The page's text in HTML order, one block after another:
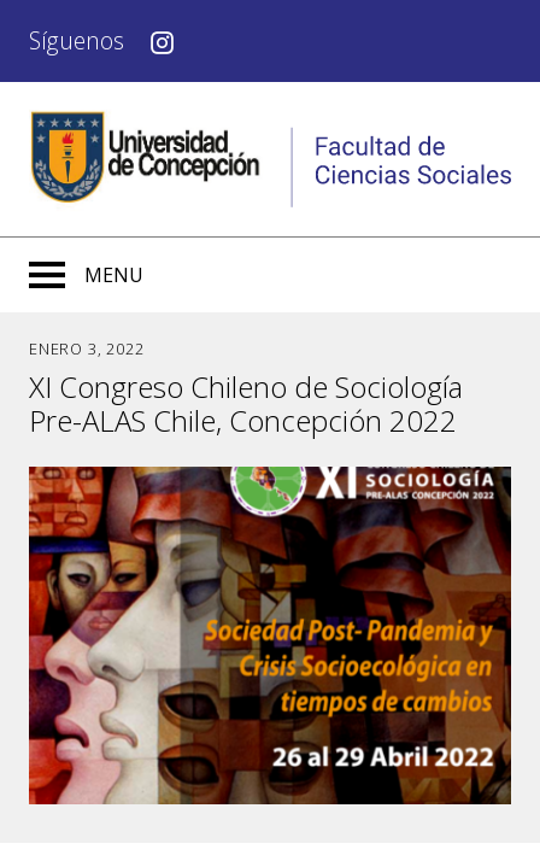
Síguenos
MENU
ENERO 3, 2022
XI Congreso Chileno de Sociología
Pre-ALAS Chile, Concepción 2022